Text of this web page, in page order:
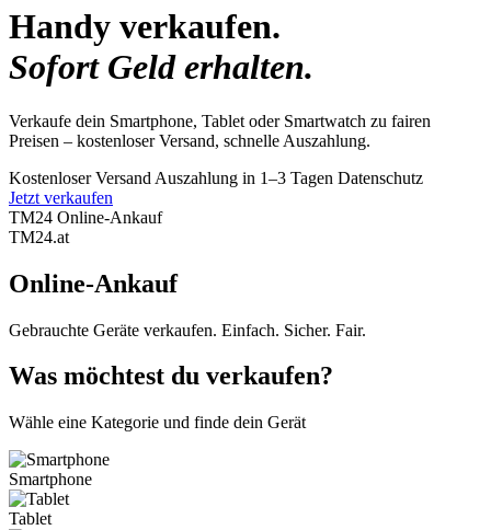
Handy verkaufen.
Sofort Geld erhalten.
Verkaufe dein Smartphone, Tablet oder Smartwatch zu fairen
Preisen – kostenloser Versand, schnelle Auszahlung.
Kostenloser Versand Auszahlung in 1–3 Tagen Datenschutz
Jetzt verkaufen
TM24 Online-Ankauf
TM24.at
Online-Ankauf
Gebrauchte Geräte verkaufen. Einfach. Sicher. Fair.
Was möchtest du verkaufen?
Wähle eine Kategorie und finde dein Gerät
Smartphone
Tablet